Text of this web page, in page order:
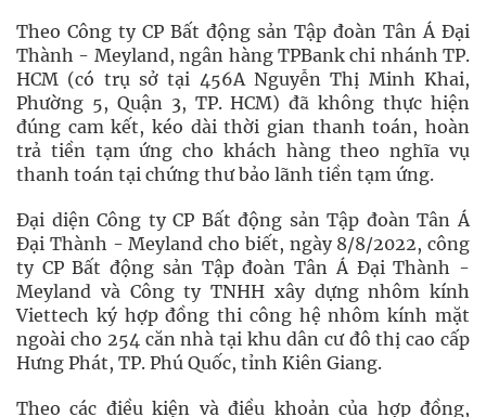
Theo Công ty CP Bất động sản Tập đoàn Tân Á Đại
Thành - Meyland, ngân hàng TPBank chi nhánh TP.
HCM (có trụ sở tại 456A Nguyễn Thị Minh Khai,
Phường 5, Quận 3, TP. HCM) đã không thực hiện
đúng cam kết, kéo dài thời gian thanh toán, hoàn
trả tiền tạm ứng cho khách hàng theo nghĩa vụ
thanh toán tại chứng thư bảo lãnh tiền tạm ứng.
Đại diện Công ty CP Bất động sản Tập đoàn Tân Á
Đại Thành - Meyland cho biết, ngày 8/8/2022, công
ty CP Bất động sản Tập đoàn Tân Á Đại Thành -
Meyland và Công ty TNHH xây dựng nhôm kính
Viettech ký hợp đồng thi công hệ nhôm kính mặt
ngoài cho 254 căn nhà tại khu dân cư đô thị cao cấp
Hưng Phát, TP. Phú Quốc, tỉnh Kiên Giang.
Theo các điều kiện và điều khoản của hợp đồng,